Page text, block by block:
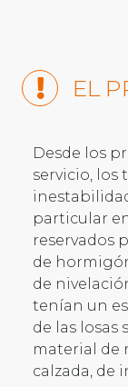
EL
Desde los
servicio, los
particular
reservados
de
de
tenían un
de las losas
material de
calzada, de